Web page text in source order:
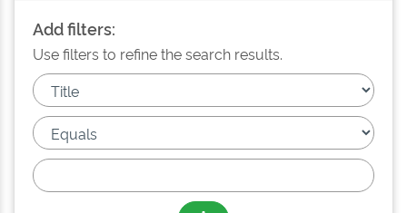
Add filters:
Use filters to refine the search results.